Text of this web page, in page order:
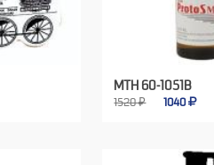
MTH 60-1051B
1520 ₽ 1040